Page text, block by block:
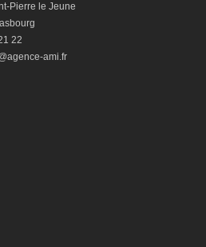
Pierre le Jeune
22
ami.fr